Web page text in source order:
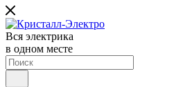
Вся электрика
в одном месте